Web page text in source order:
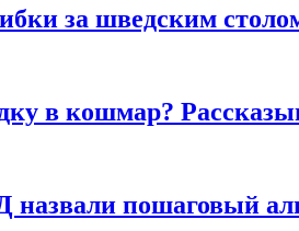
за шведским
в кошмар?
пошаговый